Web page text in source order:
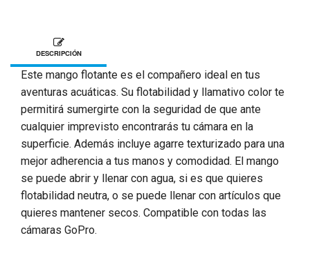
DESCRIPCIÓN
Este mango flotante es el compañero ideal en tus
aventuras acuáticas. Su flotabilidad y llamativo color te
permitirá sumergirte con la seguridad de que ante
cualquier imprevisto encontrarás tu cámara en la
superficie. Además incluye agarre texturizado para una
mejor adherencia a tus manos y comodidad. El mango
se puede abrir y llenar con agua, si es que quieres
flotabilidad neutra, o se puede llenar con artículos que
quieres mantener secos. Compatible con todas las
cámaras GoPro.